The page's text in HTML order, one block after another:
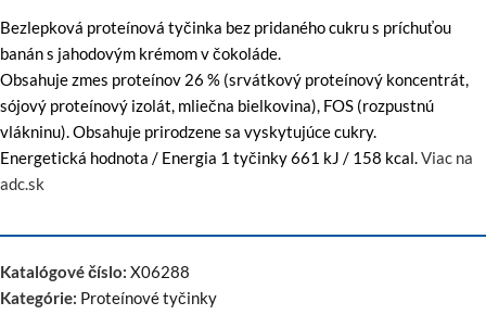
Bezlepková proteínová tyčinka bez pridaného cukru s príchuťou
banán s jahodovým krémom v čokoláde.
Obsahuje zmes proteínov 26 % (srvátkový proteínový koncentrát,
sójový proteínový izolát, mliečna bielkovina), FOS (rozpustnú
vlákninu). Obsahuje prirodzene sa vyskytujúce cukry.
Energetická hodnota / Energia 1 tyčinky 661 kJ / 158 kcal.Viac na
adc.sk
Katalógové číslo: X06288
Kategórie: Proteínové tyčinky